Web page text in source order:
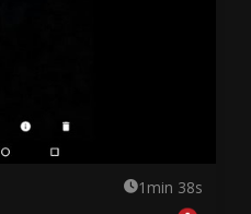
1min 38s